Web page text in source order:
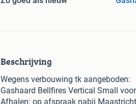
Beschrijving
Wegens verbouwing tk aangeboden:
Gashaard Bellfires Vertical Small
Afhalen: op afspraak nabij